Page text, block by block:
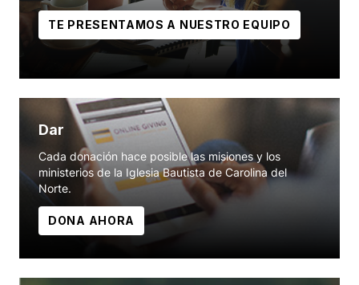
TE PRESENTAMOS A NUESTRO EQUIPO
Dar
Cada donación hace posible las misiones y los
ministerios de la Iglesia Bautista de Carolina del
Norte.
DONA AHORA